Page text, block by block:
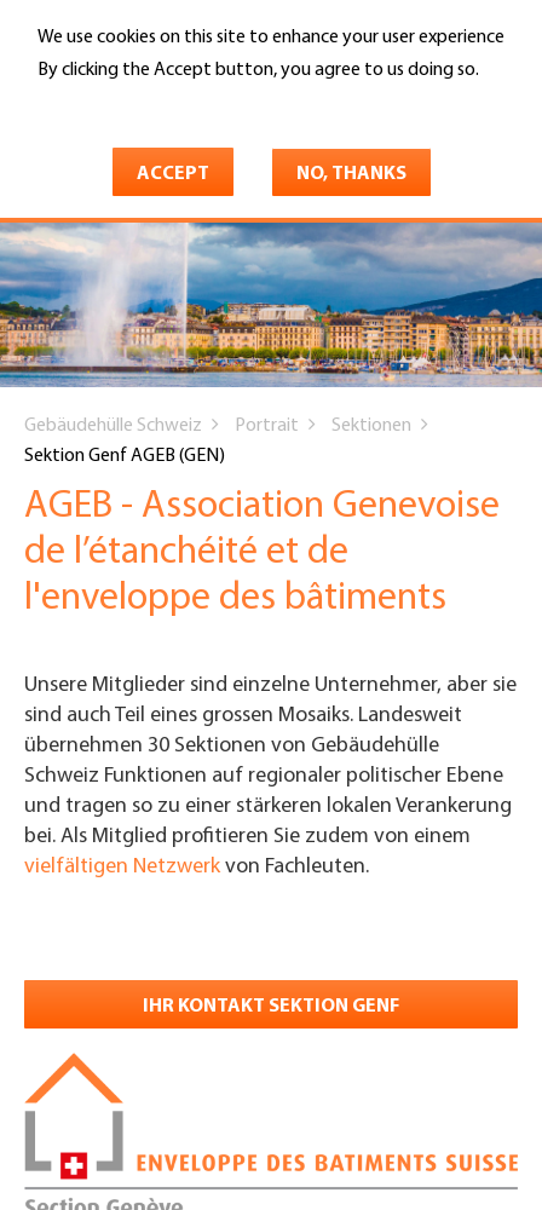
We use cookies on this site to enhance your user experience
By clicking the Accept button, you agree to us doing so.
ACCEPT NO, THANKS
main
Search
are
Gebäudehülle Schweiz Portrait
Sektionen
Sektion Genf AGEB (GEN)
AGEB - Association Genevoise
de l’étanchéité et de
l'enveloppe des bâtiments
Unsere Mitglieder sind einzelne Unternehmer, aber sie
sind auch Teil eines grossen Mosaiks. Landesweit
übernehmen 30 Sektionen von Gebäudehülle
Schweiz Funktionen auf regionaler politischer Ebene
und tragen so zu einer stärkeren lokalen Verankerung
bei. Als Mitglied profitieren Sie zudem von einem
vielfältigen Netzwerk von Fachleuten.
IHR KONTAKT SEKTION GENF